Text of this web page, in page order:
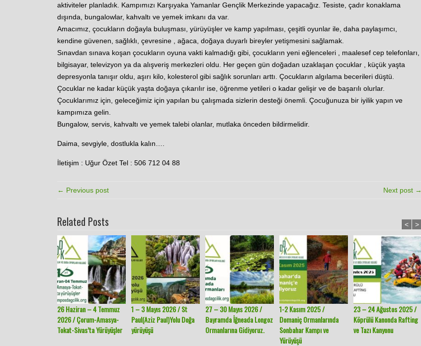
aktiviteler planladık. Kampımızı Karşıyaka Yamanlar Gençlik Merkezinde yapacağız. Tesiste, çadır konaklama
dışında, bungalowlar, kahvaltı ve yemek imkanı da var.
Amacımız, çocukların doğayla buluşması, yürüyüşler ve kamp yapılması, çeşitli oyunlar ile, daha paylaşımcı,
kendine güvenen, sağlıklı, çevresine , ağaca, doğaya duyarlı bireyler yetişmesini sağlamak.
Sınavdan sınava koşan çocukların oyuna vakti kalmadığı gibi, çocukların yeni eğlenceleri , maalesef cep telefonları,
bilgisayar, televizyon ya da alışveriş merkezleri oldu. Her geçen gün doğadan uzaklaşan çocuklar , küçük yaşta
depresyonla tanışır oldu, aşırı kilo, kolesterol gibi sağlık sorunları arttı. Çocukların algılama becerileri düştü.
Çocuklar ne kadar küçük yaşta doğaya çıkarılır ise, öğrenme yetileri o kadar gelişir ve de başarılı olurlar.
Çocuklarımız için, geleceğimiz için yapılan bu çalışmada sizlerin desteği önemli. Çocuğunuza bir iyilik yapın ve
kampımıza gelin.
Bungalow, servis, kahvaltı ve yemek talebi olanlar, mutlaka önceden bildirmelidir.
Daima, sevgiyle, dostlukla kalın….
İletişim : Uğur Özet Tel : 506 712 04 88
← Previous post Next post →
Related Posts
26 Haziran – 4 Temmuz
2026 / Çorum-Amasya-
Tokat-Sivas’ta Yürüyüşler
1 – 3 Mayıs 2026 / St
Paul(Aziz Paul)Yolu Doğa
yürüyüşü
27 – 30 Mayıs 2026 /
Bayramda İğneada Longoz
Ormanlarına Gidiyoruz.
1-2 Kasım 2025 /
Domaniç Ormanlarında
Sonbahar Kampı ve
Yürüyüşü
23 – 24 Ağustos 2025 /
Köprülü Kanonda Rafting
ve Tazı Kanyonu
< >